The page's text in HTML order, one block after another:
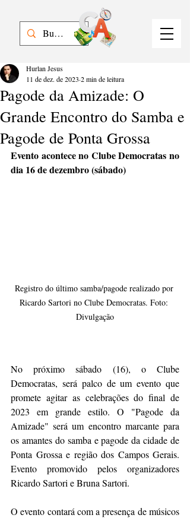
Pagode da Amizade: O
Grande Encontro do Samba e
Pagode de Ponta Grossa
Hurlan Jesus
11 de dez. de 2023 2 min de leitura
Evento acontece no Clube Democratas no
dia 16 de dezembro (sábado)
Registro do último samba/pagode realizado por
Ricardo Sartori no Clube Democratas. Foto:
Divulgação
No próximo sábado (16), o Clube
Democratas, será palco de um evento que
promete agitar as celebrações do final de
2023 em grande estilo. O "Pagode da
Amizade" será um encontro marcante para
os amantes do samba e pagode da cidade de
Ponta Grossa e região dos Campos Gerais.
Evento promovido pelos organizadores
Ricardo Sartori e Bruna Sartori.
O evento contará com a presença de músicos